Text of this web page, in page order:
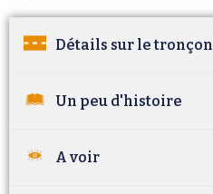
Détails sur le tronçon
Un peu d'histoire
A voir